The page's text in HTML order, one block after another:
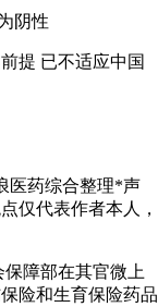
阴性
提 已不适应中国
医药综合整理*声
仅代表作者本人，
障部在其官微上
险和生育保险药品